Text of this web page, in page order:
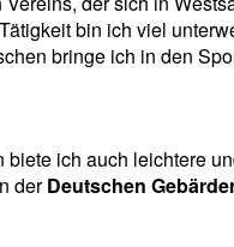
bin ich viel
bringe ich in den
ich auch leichtere
derDeutschen